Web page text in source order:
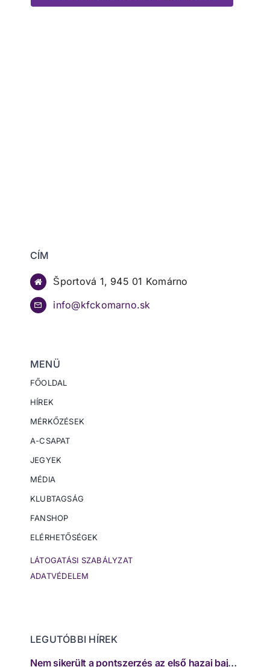
CÍM
Športová 1, 945 01 Komárno
info@kfckomarno.sk
LEGUTÓBBI HÍREK
Nem sikerült a pontszerzés az első hazai bajnokin
MENÜ
FŐOLDAL
HÍREK
MÉRKŐZÉSEK
A-CSAPAT
JEGYEK
MÉDIA
KLUBTAGSÁG
FANSHOP
ELÉRHETŐSÉGEK
LÁTOGATÁSI SZABÁLYZAT
ADATVÉDELEM